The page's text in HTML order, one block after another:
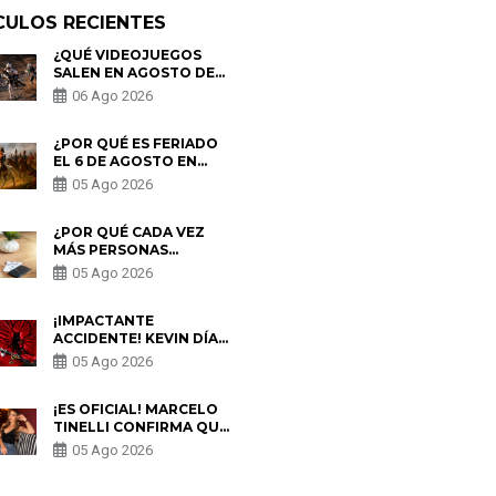
RECIENTES
¿QUÉ VIDEOJUEGOS
SALEN EN AGOSTO DE
2026? ESTOS SON LOS
ESTRENOS MÁS
06 Ago 2026
¿POR QUÉ ES FERIADO
EL 6 DE AGOSTO EN
PERÚ? ESTA ES LA
HISTORIA
05 Ago 2026
¿POR QUÉ CADA VEZ
MÁS PERSONAS
UTILIZAN UNA VPN
PARA PROTEGER SU
05 Ago 2026
¡IMPACTANTE
ACCIDENTE! KEVIN DÍAZ
CAE DESDE OCHO
METROS EN “ESTO ES
PREOCUPACIÓN
05 Ago 2026
¡ES OFICIAL! MARCELO
TINELLI CONFIRMA QUE
REGRESÓ CON MILETT
FIGUEROA: “EL AMOR
05 Ago 2026